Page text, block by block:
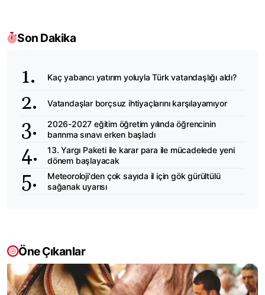
Son Dakika
Kaç yabancı yatırım yoluyla Türk vatandaşlığı aldı?
Vatandaşlar borçsuz ihtiyaçlarını karşılayamıyor
2026-2027 eğitim öğretim yılında öğrencinin
barınma sınavı erken başladı
13. Yargı Paketi ile karar para ile mücadelede yeni
dönem başlayacak
Meteoroloji'den çok sayıda il için gök gürültülü
sağanak uyarısı
Öne Çıkanlar